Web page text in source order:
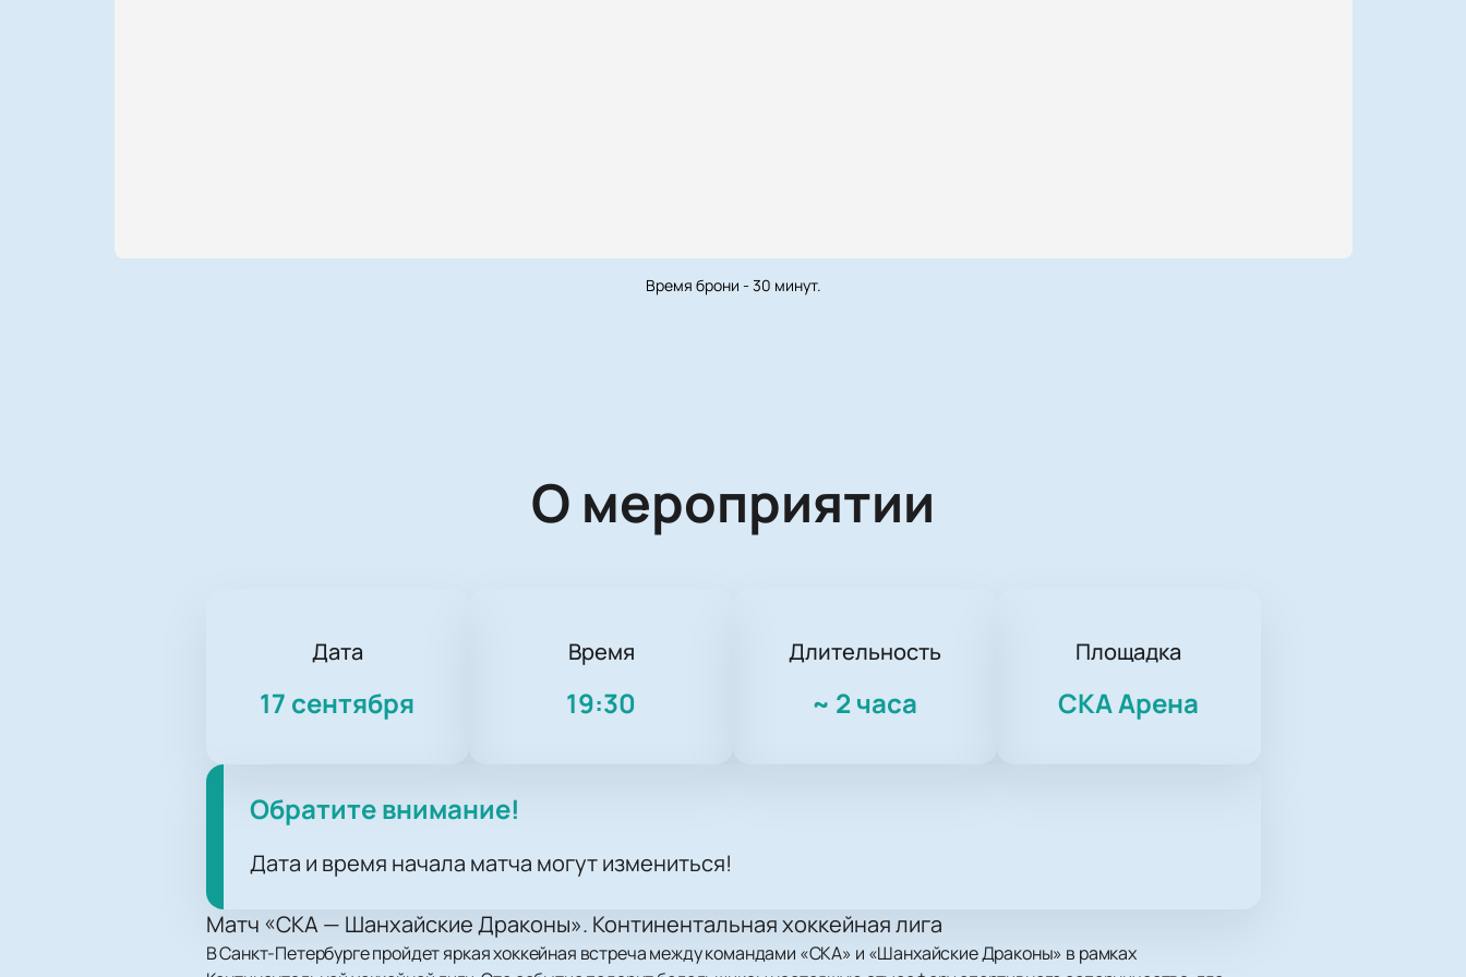
Время брони - 30 минут.
О мероприятии
Дата
17 сентября
Время
19:30
Длительность
~ 2 часа
Площадка
СКА Арена
Обратите внимание!
Дата и время начала матча могут измениться!
Матч «СКА — Шанхайские Драконы». Континентальная хоккейная лига
В Санкт-Петербурге пройдет яркая хоккейная встреча между командами «СКА» и «Шанхайские Драконы» в рамках